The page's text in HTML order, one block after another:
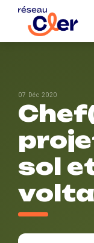
07 Déc 2020
sol